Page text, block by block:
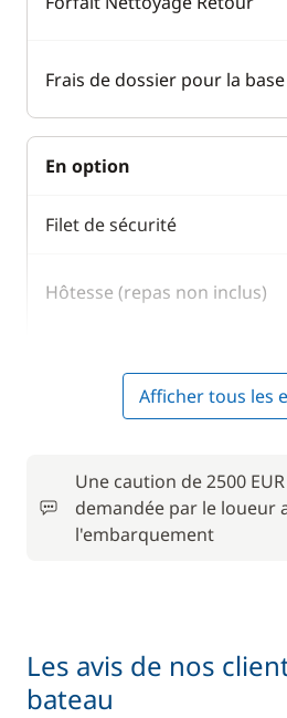
Frais de dossier pour la base
En option
Filet de sécurité
Hôtesse (repas non inclus)
Moteur Hors Bord
Paddle
Skipper (repas non inclus)
Afficher tous les
Une caution de 2500
demandée par le loueur
l'embarquement
Les avis de nos
bateau